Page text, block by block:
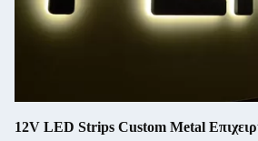
12V LED Strips Custom Metal